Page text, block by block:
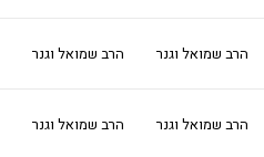
הרב שמואל וגנר הרב שמואל וגנר
הרב שמואל וגנר הרב שמואל וגנר